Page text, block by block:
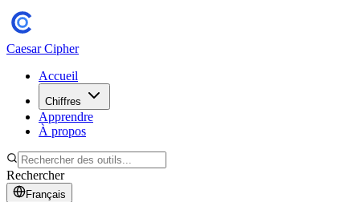
Caesar Cipher
Accueil
Chiffres
Apprendre
À propos
Rechercher
Français